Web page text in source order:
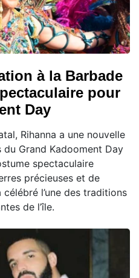
à la Barbade
pour
Day
Rihanna a une nouvelle
Grand Kadooment Day
spectaculaire
précieuses et de
l’une des traditions
de l’île.